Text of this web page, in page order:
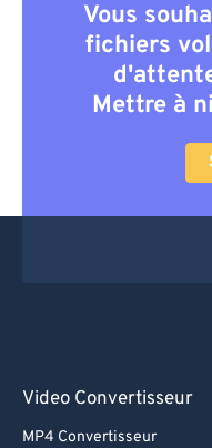
Vous
fichiers
Mettre à
Video Convertisseur
MP4 Convertisseur